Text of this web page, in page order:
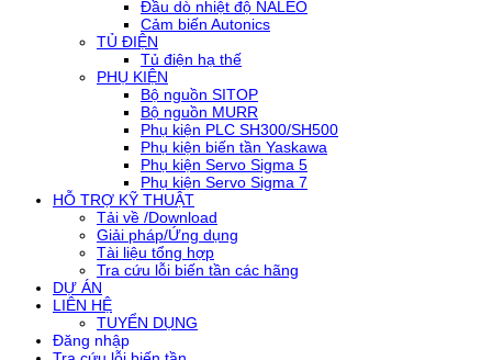
Đầu dò nhiệt độ NALEO
Cảm biến Autonics
TỦ ĐIỆN
Tủ điện hạ thế
PHỤ KIỆN
Bộ nguồn SITOP
Bộ nguồn MURR
Phụ kiện PLC SH300/SH500
Phụ kiện biến tần Yaskawa
Phụ kiện Servo Sigma 5
Phụ kiện Servo Sigma 7
HỖ TRỢ KỸ THUẬT
Tải về /Download
Giải pháp/Ứng dụng
Tài liệu tổng hợp
Tra cứu lỗi biến tần các hãng
DỰ ÁN
LIÊN HỆ
TUYỂN DỤNG
Đăng nhập